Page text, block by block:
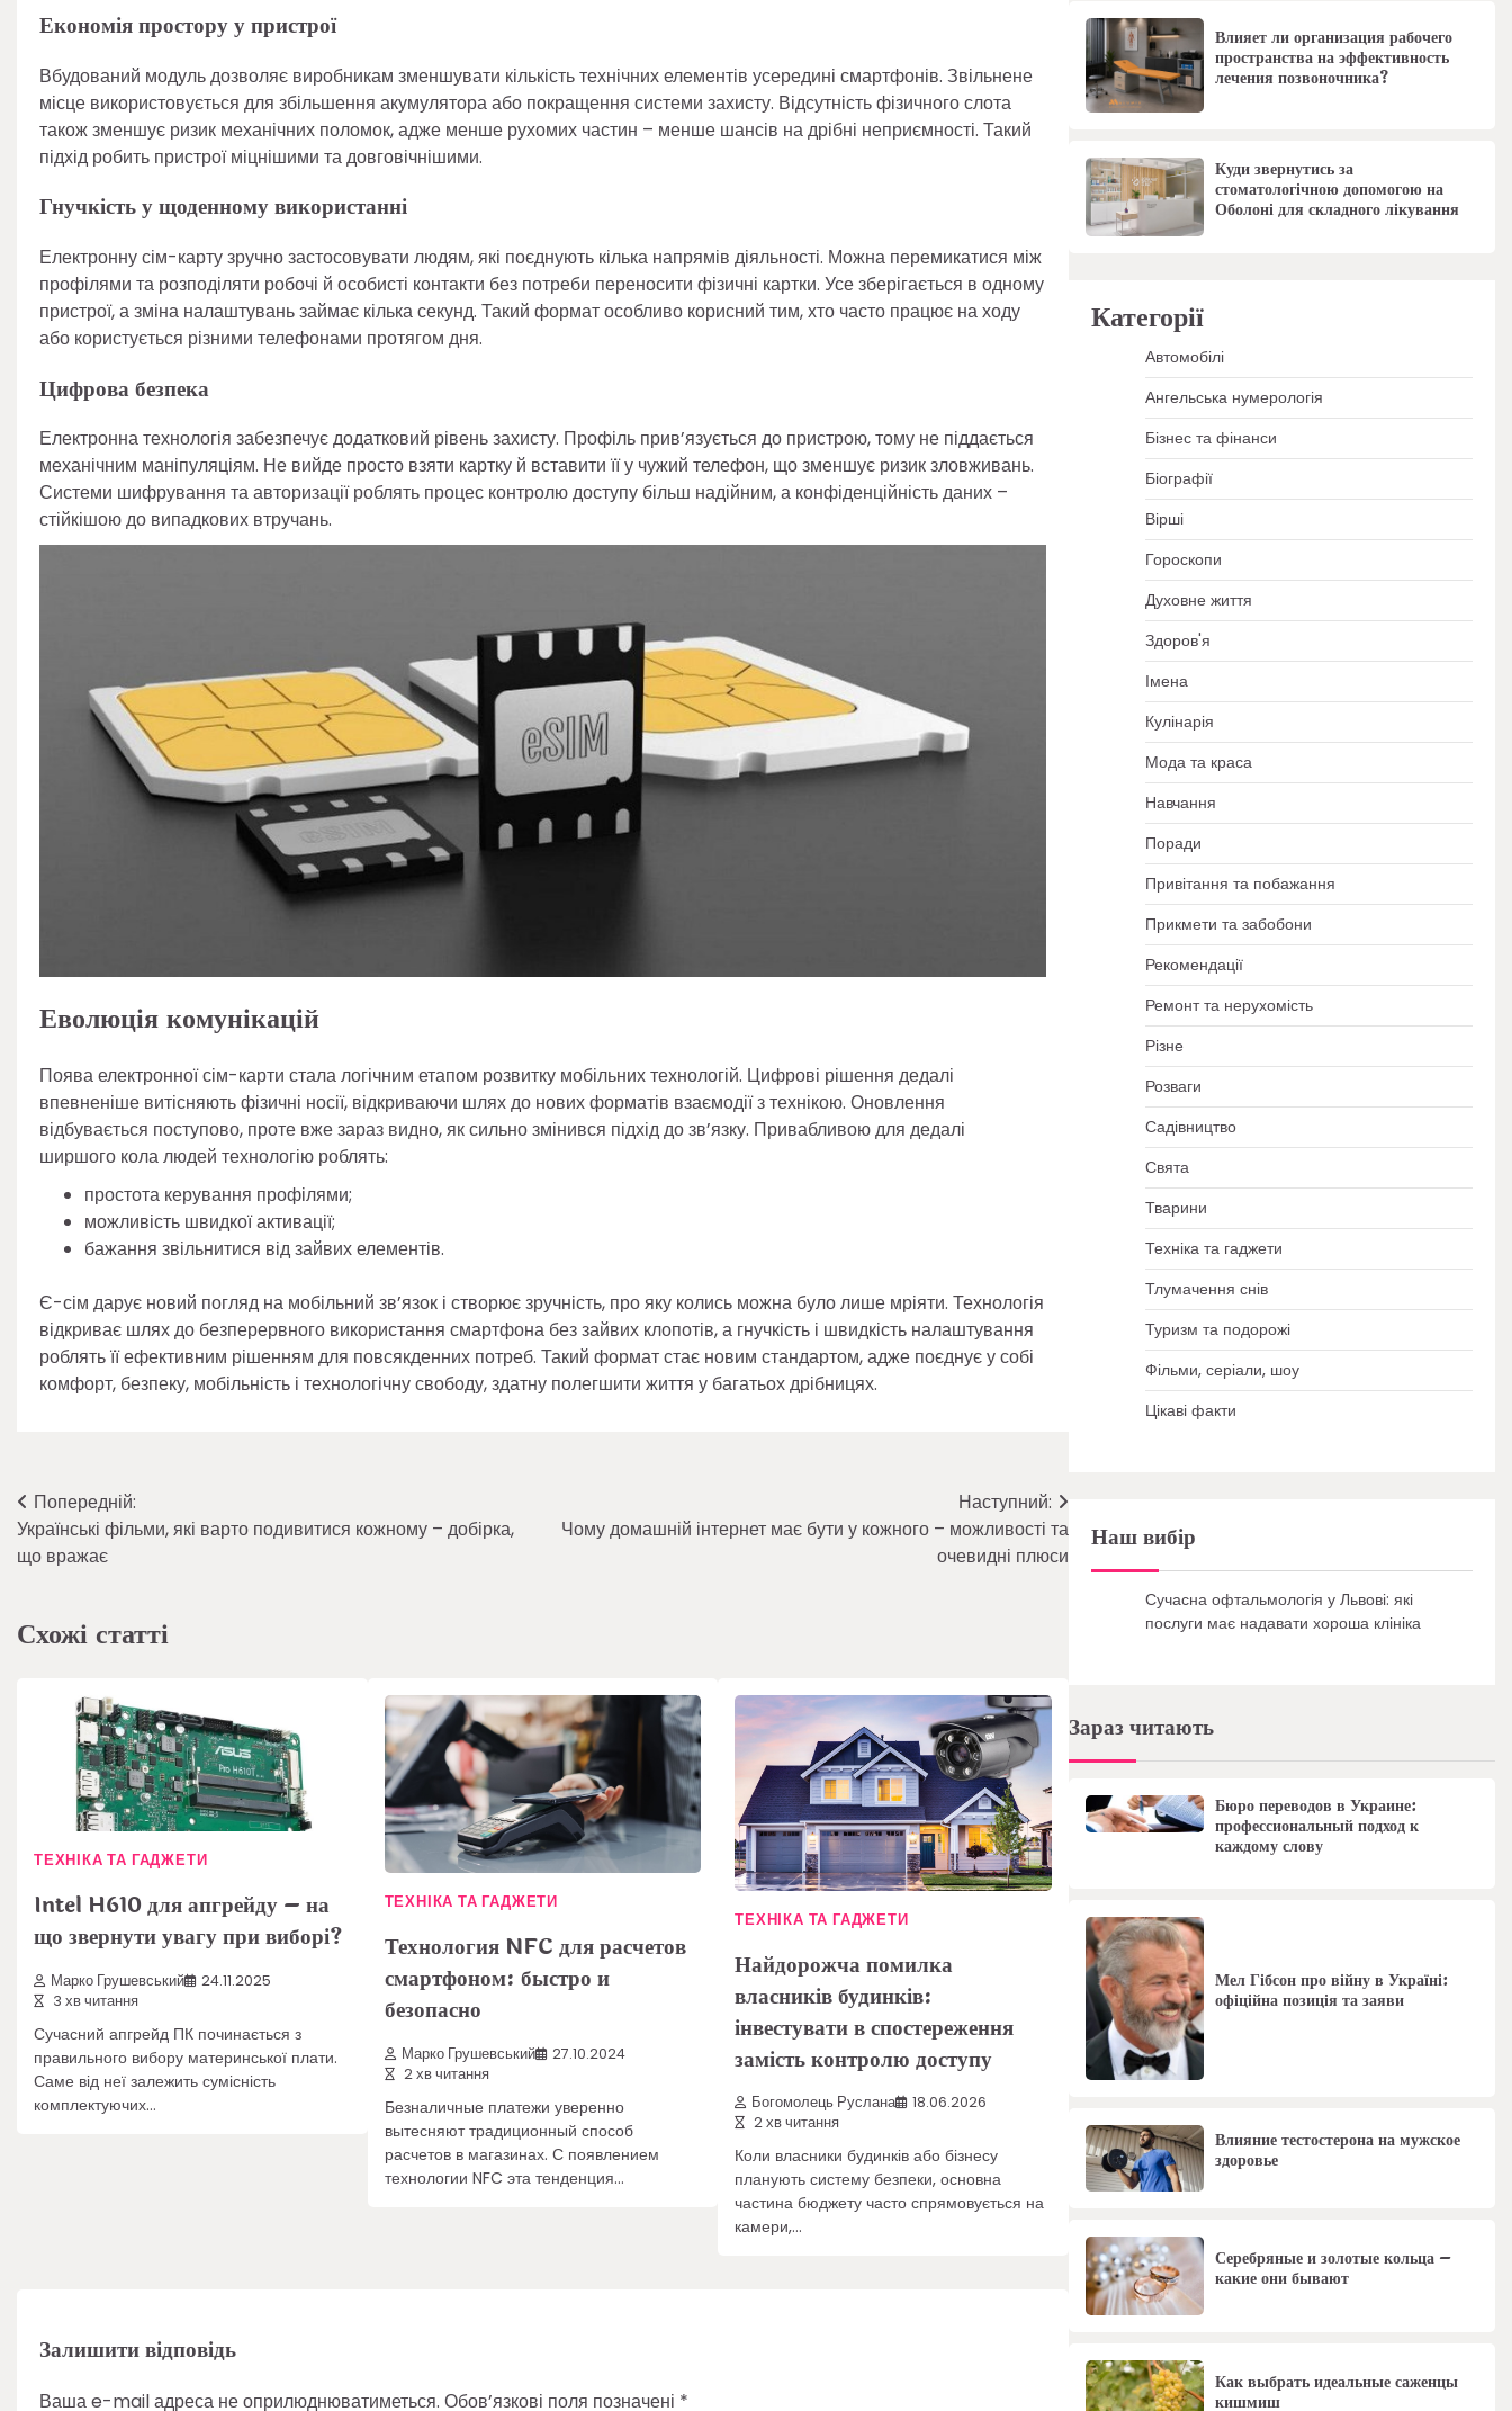
Економія простору у пристрої
Вбудований модуль дозволяє виробникам зменшувати кількість технічних елементів усередині смартфонів. Звільнене
місце використовується для збільшення акумулятора або покращення системи захисту. Відсутність фізичного слота
також зменшує ризик механічних поломок, адже менше рухомих частин – менше шансів на дрібні неприємності. Такий
підхід робить пристрої міцнішими та довговічнішими.
Гнучкість у щоденному використанні
Електронну сім-карту зручно застосовувати людям, які поєднують кілька напрямів діяльності. Можна перемикатися між
профілями та розподіляти робочі й особисті контакти без потреби переносити фізичні картки. Усе зберігається в одному
пристрої, а зміна налаштувань займає кілька секунд. Такий формат особливо корисний тим, хто часто працює на ходу
або користується різними телефонами протягом дня.
Цифрова безпека
Електронна технологія забезпечує додатковий рівень захисту. Профіль прив’язується до пристрою, тому не піддається
механічним маніпуляціям. Не вийде просто взяти картку й вставити її у чужий телефон, що зменшує ризик зловживань.
Системи шифрування та авторизації роблять процес контролю доступу більш надійним, а конфіденційність даних –
стійкішою до випадкових втручань.
Еволюція комунікацій
Поява електронної сім-карти стала логічним етапом розвитку мобільних технологій. Цифрові рішення дедалі
впевненіше витісняють фізичні носії, відкриваючи шлях до нових форматів взаємодії з технікою. Оновлення
відбувається поступово, проте вже зараз видно, як сильно змінився підхід до зв’язку. Привабливою для дедалі
ширшого кола людей технологію роблять:
простота керування профілями;
можливість швидкої активації;
бажання звільнитися від зайвих елементів.
Є-сім дарує новий погляд на мобільний зв’язок і створює зручність, про яку колись можна було лише мріяти. Технологія
відкриває шлях до безперервного використання смартфона без зайвих клопотів, а гнучкість і швидкість налаштування
роблять її ефективним рішенням для повсякденних потреб. Такий формат стає новим стандартом, адже поєднує у собі
комфорт, безпеку, мобільність і технологічну свободу, здатну полегшити життя у багатьох дрібницях.
Навігація
записів
Попередній:
Українські фільми, які варто подивитися кожному – добірка,
що вражає
Наступний:
Чому домашній інтернет має бути у кожного – можливості та
очевидні плюси
Схожі статті
ТЕХНІКА ТА ГАДЖЕТИ
Intel H610 для апгрейду – на
що звернути увагу при виборі?
Марко Грушевський
24.11.2025
3 хв читання
Сучасний апгрейд ПК починається з
правильного вибору материнської плати.
Саме від неї залежить сумісність
комплектуючих…
ТЕХНІКА ТА ГАДЖЕТИ
Технология NFC для расчетов
смартфоном: быстро и
безопасно
Марко Грушевський
27.10.2024
2 хв читання
Безналичные платежи уверенно
вытесняют традиционный способ
расчетов в магазинах. С появлением
технологии NFC эта тенденция…
ТЕХНІКА ТА ГАДЖЕТИ
Найдорожча помилка
власників будинків:
інвестувати в спостереження
замість контролю доступу
Богомолець Руслана
18.06.2026
2 хв читання
Коли власники будинків або бізнесу
планують систему безпеки, основна
частина бюджету часто спрямовується на
камери,…
Залишити відповідь
Ваша e-mail адреса не оприлюднюватиметься. Обов’язкові поля позначені *
Влияет ли организация рабочего
пространства на эффективность
лечения позвоночника?
Куди звернутись за
стоматологічною допомогою на
Оболоні для складного лікування
Категорії
Автомобілі
Ангельська нумерологія
Бізнес та фінанси
Біографії
Вірші
Гороскопи
Духовне життя
Здоров'я
Імена
Кулінарія
Мода та краса
Навчання
Поради
Привітання та побажання
Прикмети та забобони
Рекомендації
Ремонт та нерухомість
Різне
Розваги
Садівництво
Свята
Тварини
Техніка та гаджети
Тлумачення снів
Туризм та подорожі
Фільми, серіали, шоу
Цікаві факти
Наш вибір
Сучасна офтальмологія у Львові: які
послуги має надавати хороша клініка
Зараз читають
Бюро переводов в Украине:
профессиональный подход к
каждому слову
Мел Гібсон про війну в Україні:
офіційна позиція та заяви
Влияние тестостерона на мужское
здоровье
Серебряные и золотые кольца –
какие они бывают
Как выбрать идеальные саженцы
кишмиш